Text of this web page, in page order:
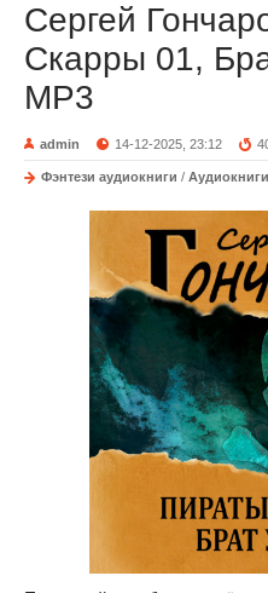
Сергей
Скарры 01,
МР3
admin 14-12-2025, 23:12
Фэнтези аудиокниги /